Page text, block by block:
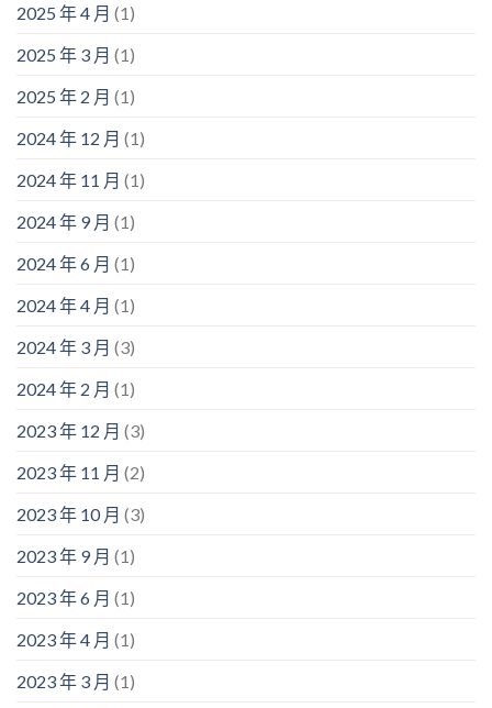
2025 年 4 月 (1)
2025 年 3 月 (1)
2025 年 2 月 (1)
2024 年 12 月 (1)
2024 年 11 月 (1)
2024 年 9 月 (1)
2024 年 6 月 (1)
2024 年 4 月 (1)
2024 年 3 月 (3)
2024 年 2 月 (1)
2023 年 12 月 (3)
2023 年 11 月 (2)
2023 年 10 月 (3)
2023 年 9 月 (1)
2023 年 6 月 (1)
2023 年 4 月 (1)
2023 年 3 月 (1)